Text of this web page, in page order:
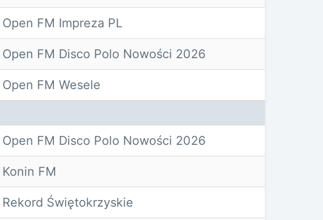
Open FM Impreza PL
Open FM Disco Polo Nowości 2026
Open FM Wesele
Open FM Disco Polo Nowości 2026
Konin FM
Rekord Świętokrzyskie